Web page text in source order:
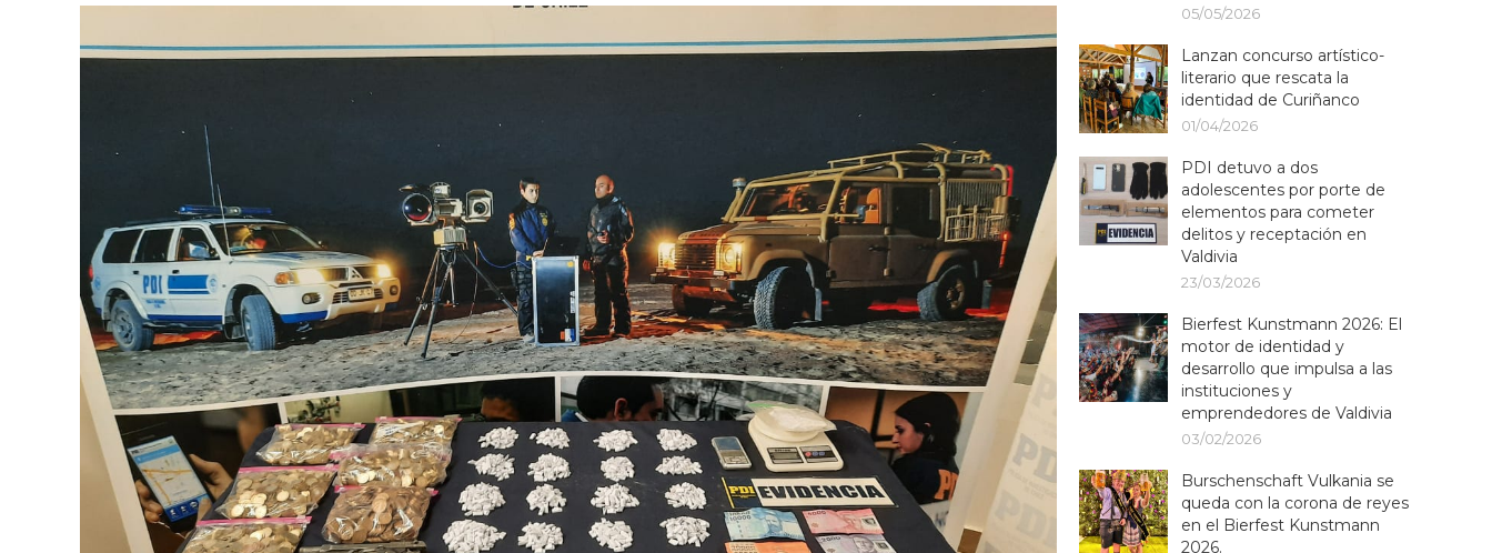
05/05/2026
Lanzan concurso artístico-
literario que rescata la
identidad de Curiñanco
01/04/2026
PDI detuvo a dos
adolescentes por porte de
elementos para cometer
delitos y receptación en
Valdivia
23/03/2026
Bierfest Kunstmann 2026: El
motor de identidad y
desarrollo que impulsa a las
instituciones y
emprendedores de Valdivia
03/02/2026
Burschenschaft Vulkania se
queda con la corona de reyes
en el Bierfest Kunstmann
2026.